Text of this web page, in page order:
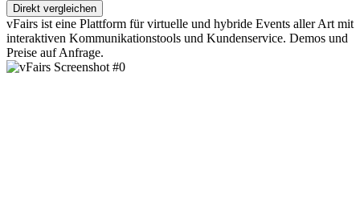
Direkt vergleichen
vFairs ist eine Plattform für virtuelle und hybride Events aller Art mit
interaktiven Kommunikationstools und Kundenservice. Demos und
Preise auf Anfrage.